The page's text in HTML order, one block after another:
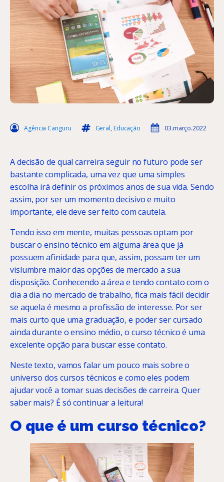
Agência Canguru Geral, Educação 03.março.2022
A decisão de qual carreira seguir no futuro pode ser
bastante complicada, uma vez que uma simples
escolha irá definir os próximos anos de sua vida. Sendo
assim, por ser um momento decisivo e muito
importante, ele deve ser feito com cautela.
Tendo isso em mente, muitas pessoas optam por
buscar o ensino técnico em alguma área que já
possuem afinidade para que, assim, possam ter um
vislumbre maior das opções de mercado a sua
disposição. Conhecendo a área e tendo contato com o
dia a dia no mercado de trabalho, fica mais fácil decidir
se aquela é mesmo a profissão de interesse. Por ser
mais curto que uma graduação, e poder ser cursado
ainda durante o ensino médio, o curso técnico é uma
excelente opção para buscar esse contato.
Neste texto, vamos falar um pouco mais sobre o
universo dos cursos técnicos e como eles podem
ajudar você a tomar suas decisões de carreira. Quer
saber mais? É só continuar a leitura!
O que é um curso técnico?